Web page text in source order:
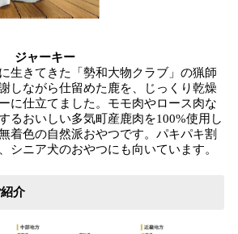
ジャーキー
生きてきた「勢和大物クラブ」の猟師
しながら仕留めた鹿を、じっくり乾燥
に仕立てました。モモ肉やロース肉な
るおいしい多気町産鹿肉を100%使用し
着色の自然派おやつです。パキパキ割
シニア犬のおやつにも向いています。
介